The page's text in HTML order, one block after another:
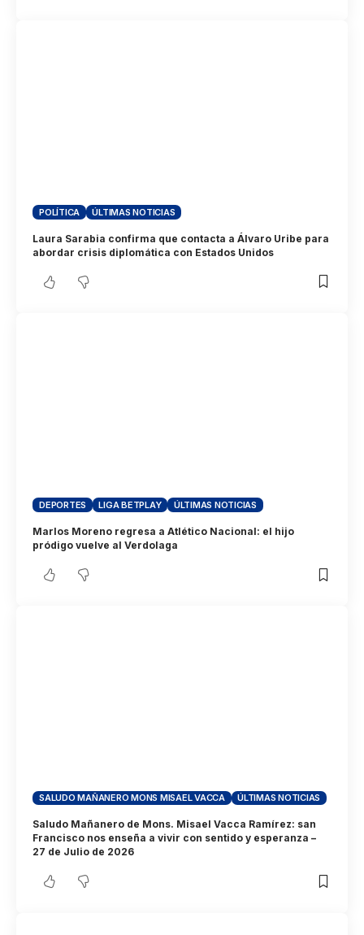
POLÍTICA ÚLTIMAS NOTICIAS
Laura Sarabia confirma que contacta a Álvaro Uribe para
abordar crisis diplomática con Estados Unidos
DEPORTES LIGA BETPLAY ÚLTIMAS NOTICIAS
Marlos Moreno regresa a Atlético Nacional: el hijo
pródigo vuelve al Verdolaga
SALUDO MAÑANERO MONS MISAEL VACCA ÚLTIMAS NOTICIAS
Saludo Mañanero de Mons. Misael Vacca Ramírez: san
Francisco nos enseña a vivir con sentido y esperanza –
27 de Julio de 2026